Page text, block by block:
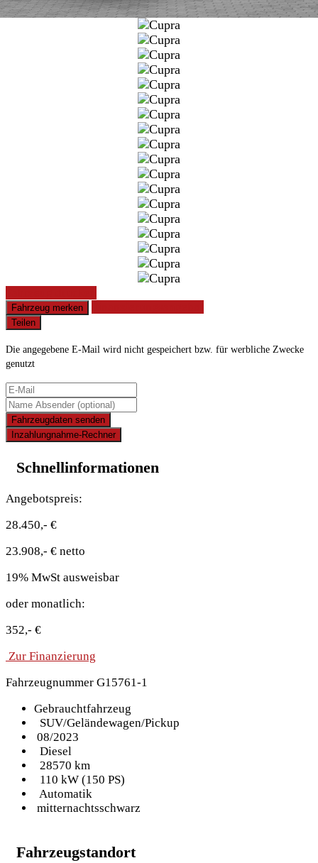
Fahrzeug merken
Teilen
Die angegebene E-Mail wird nicht gespeichert bzw. für werbliche Zwecke
genutzt
Fahrzeugdaten senden
Inzahlungnahme-Rechner
Schnellinformationen
Angebotspreis:
28.450,- €
23.908,- € netto
19% MwSt ausweisbar
oder monatlich:
352,- €
Zur Finanzierung
Fahrzeugnummer G15761-1
Gebrauchtfahrzeug
SUV/Geländewagen/Pickup
08/2023
Diesel
28570 km
110 kW (150 PS)
Automatik
mitternachtsschwarz
Fahrzeugstandort